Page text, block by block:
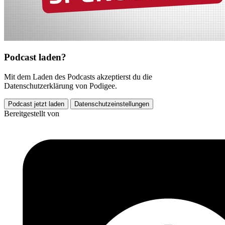
Podcast laden?
Mit dem Laden des Podcasts akzeptierst du die
Datenschutzerklärung von Podigee.
Podcast jetzt laden Datenschutzeinstellungen
Bereitgestellt von